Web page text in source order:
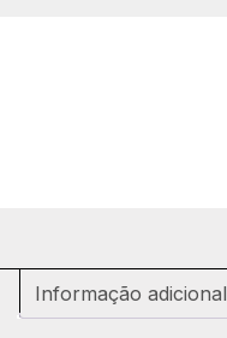
Informação adicional